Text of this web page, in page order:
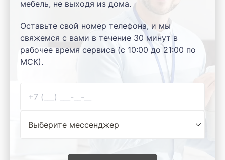
мебель, не выходя из дома.
Оставьте свой номер телефона, и мы
свяжемся с вами в течение 30 минут в
рабочее время сервиса (с 10:00 до 21:00 по
МСК).